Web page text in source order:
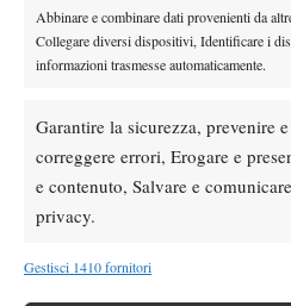
Abbinare e combinare dati provenienti da
Collegare diversi dispositivi, Identificare i
informazioni trasmesse automaticamente.
Garantire la sicurezza, prevenire
correggere errori, Erogare e
e contenuto, Salvare e
privacy.
Gestisci 1410 fornitori
Masters 1000 Montreal 2026:
terza volta dal 1990
Challenger 100
diventerà un 125
Musetti-Jodar,